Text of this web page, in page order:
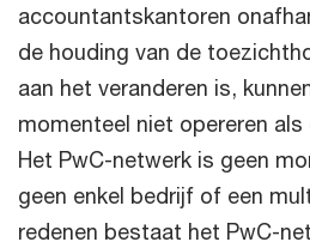
accountantskantoren
de houding van de
aan het veranderen is,
momenteel niet opereren
Het PwC-netwerk is geen
geen enkel bedrijf of een
redenen bestaat het PwC-